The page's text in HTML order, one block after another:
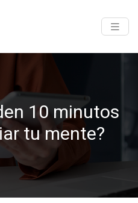
10 minutos
tu mente?